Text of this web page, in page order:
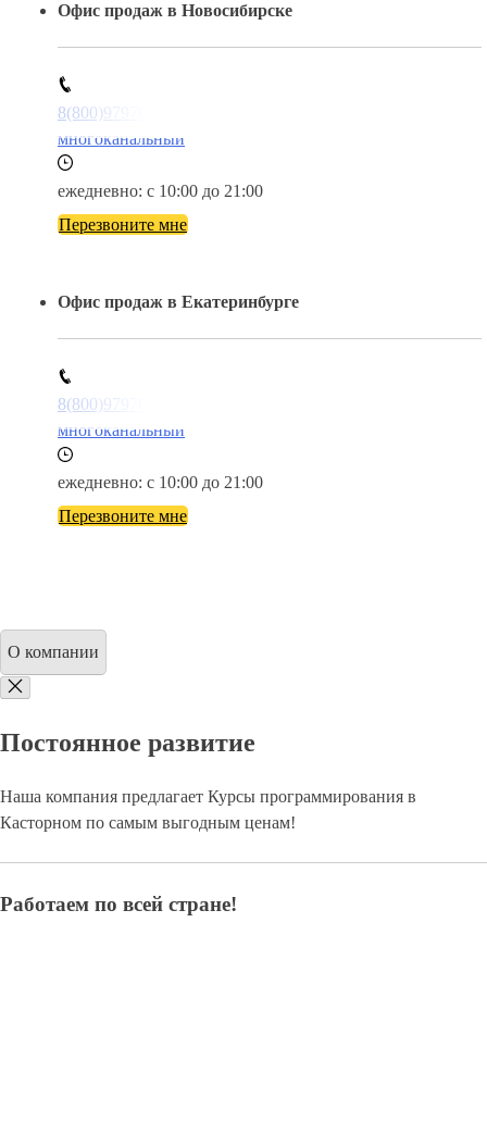
Офис продаж в Новосибирске
8(800)9797043
многоканальный
ежедневно: с 10:00 до 21:00
Перезвоните мне
Офис продаж в Екатеринбурге
8(800)9797043
многоканальный
ежедневно: с 10:00 до 21:00
Перезвоните мне
О компании
Постоянное развитие
Наша компания предлагает Курсы программирования в
Касторном по самым выгодным ценам!
Работаем по всей стране!